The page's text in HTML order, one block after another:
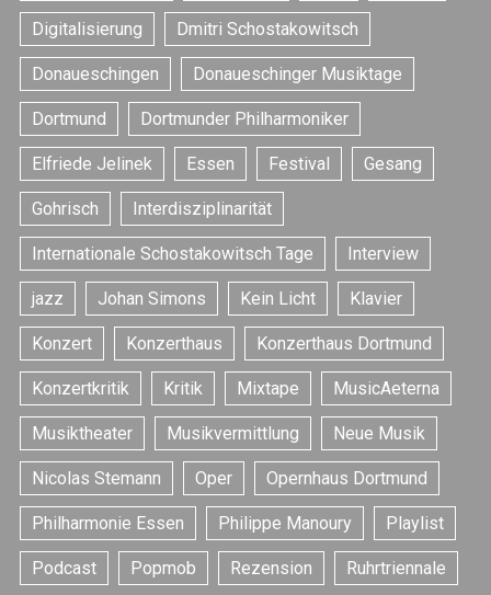
Digitalisierung Dmitri Schostakowitsch
Donaueschingen Donaueschinger Musiktage
Dortmund Dortmunder Philharmoniker
Elfriede Jelinek Essen Festival Gesang
Gohrisch Interdisziplinarität
Internationale Schostakowitsch Tage Interview
jazz Johan Simons Kein Licht Klavier
Konzert Konzerthaus Konzerthaus Dortmund
Konzertkritik Kritik Mixtape MusicAeterna
Musiktheater Musikvermittlung Neue Musik
Nicolas Stemann Oper Opernhaus Dortmund
Philharmonie Essen Philippe Manoury Playlist
Podcast Popmob Rezension Ruhrtriennale
S
e
a
r
c
h
f
r